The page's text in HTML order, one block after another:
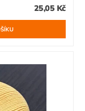
25,05 Kč